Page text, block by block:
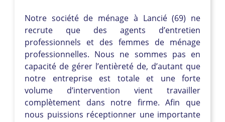
Notre société de ménage à Lancié (69) ne
recrute que des agents d’entretien
professionnels et des femmes de ménage
professionnelles. Nous ne sommes pas en
capacité de gérer l’entièreté de, d’autant que
notre entreprise est totale et une forte
volume d’intervention vient travailler
complètement dans notre firme. Afin que
nous puissions réceptionner une importante